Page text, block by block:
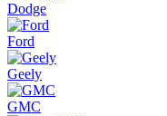
Dodge
Ford
Geely
GMC